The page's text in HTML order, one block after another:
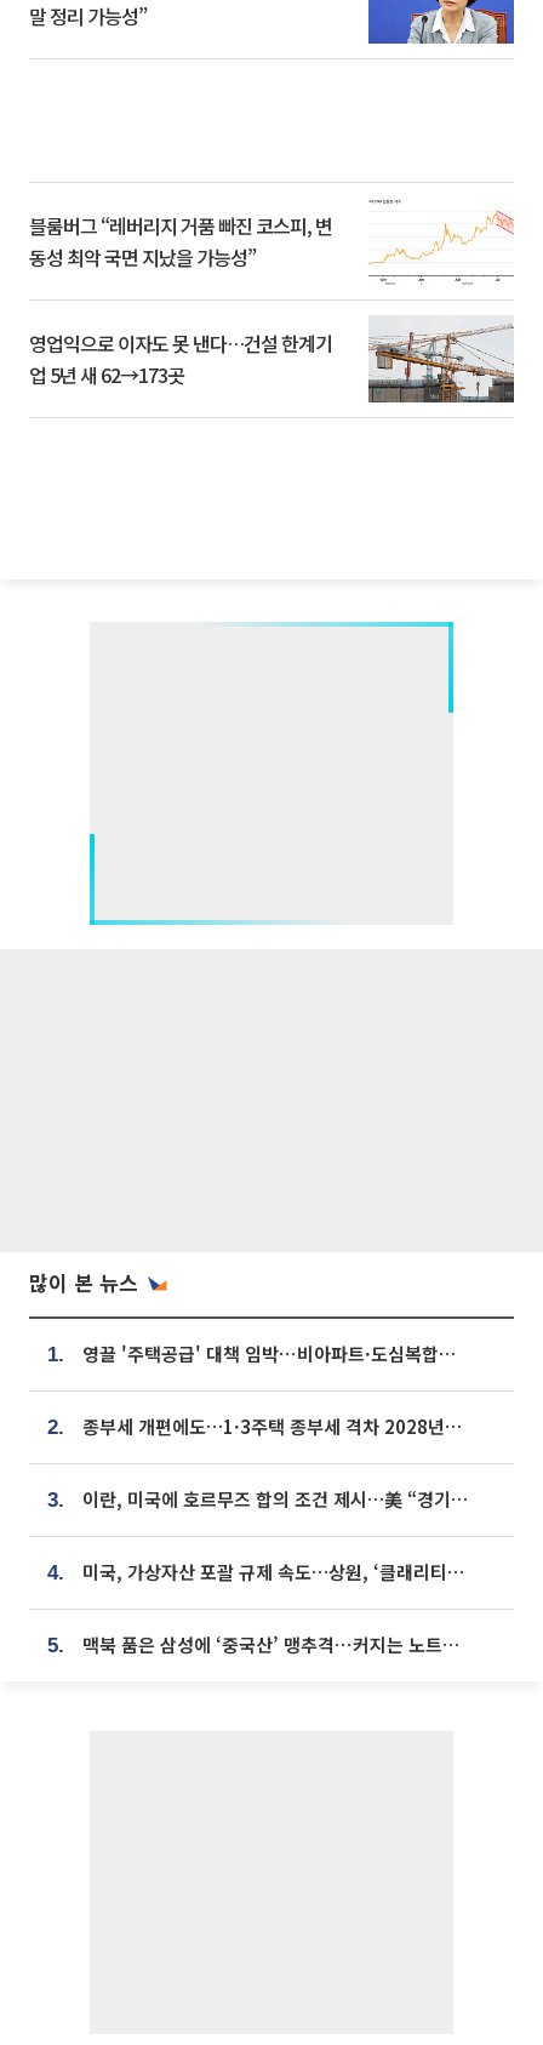
말 정리 가능성”
블룸버그 “레버리지 거품 빠진 코스피, 변
동성 최악 국면 지났을 가능성”
영업익으로 이자도 못 낸다…건설 한계기
업 5년 새 62→173곳
많이 본 뉴스
1. 영끌 '주택공급' 대책 임박⋯비아파트·도심복합까지 총동원
2. 종부세 개편에도…1·3주택 종부세 격차 2028년부터 확대
3. 이란, 미국에 호르무즈 합의 조건 제시…美 “경기 아직 안 끝나” [종합]
4. 미국, 가상자산 포괄 규제 속도…상원, ‘클래리티법’ 9월 절차투표 추진
5. 맥북 품은 삼성에 ‘중국산’ 맹추격⋯커지는 노트북 OLED 시장